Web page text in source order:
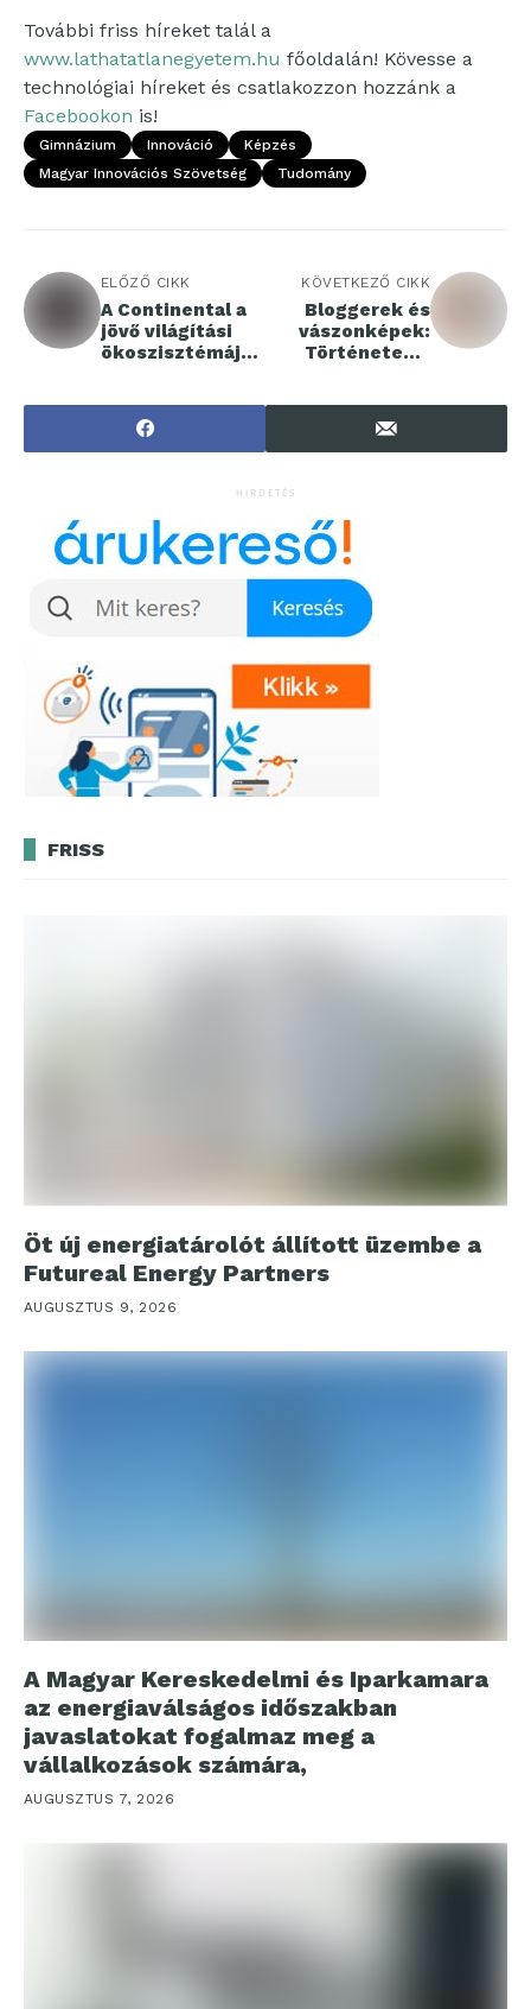
További friss híreket talál a
www.lathatatlanegyetem.hu főoldalán! Kövesse a
technológiai híreket és csatlakozzon hozzánk a
Facebookon is!
Gimnázium Innováció
Képzés
Magyar Innovációs Szövetség
Tudomány
ELŐZŐ CIKK
A Continental a
jövő világítási
ökoszisztémáját
KÖVETKEZŐ CIKK
Bloggerek és
vászonképek:
Történetek a
HIRDETÉS
FRISS
Öt új energiatárolót állított üzembe a
Futureal Energy Partners
AUGUSZTUS 9, 2026
A Magyar Kereskedelmi és Iparkamara
az energiaválságos időszakban
javaslatokat fogalmaz meg a
vállalkozások számára,
AUGUSZTUS 7, 2026